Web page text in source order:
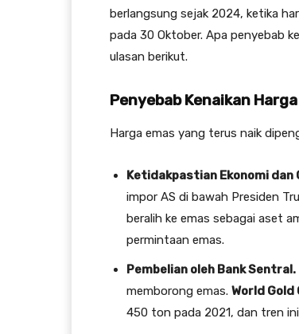
berlangsung sejak 2024, ketika
pada 30 Oktober. Apa penyebab
ulasan berikut.
Penyebab Kenaikan
Harga emas yang terus naik
Ketidakpastian Ekonomi dan
impor AS di bawah Presiden
beralih ke emas sebagai aset
permintaan emas.
Pembelian oleh Bank Sentral.
memborong emas. World Gold
450 ton pada 2021, dan tren